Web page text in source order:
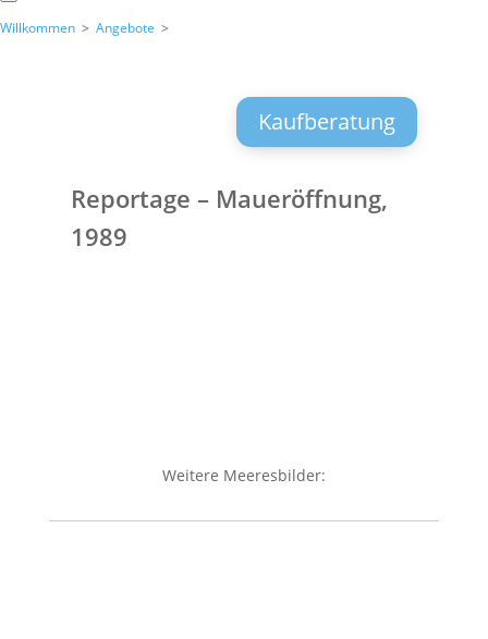
Willkommen > Angebote >
Kaufberatung
Reportage – Maueröffnung,
1989
Weitere Meeresbilder: